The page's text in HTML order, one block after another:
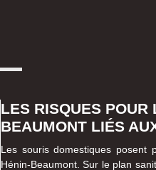
LES RISQUES POUR
BEAUMONT LIÉS
Les souris domestiques posent
Hénin-Beaumont. Sur le plan